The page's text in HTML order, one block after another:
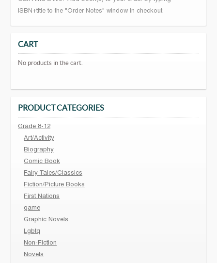
ISBN+title to the "Order Notes" window in checkout.
CART
No products in the cart.
PRODUCT CATEGORIES
Grade 8-12
Art/Activity
Biography
Comic Book
Fairy Tales/Classics
Fiction/Picture Books
First Nations
game
Graphic Novels
Lgbtq
Non-Fiction
Novels